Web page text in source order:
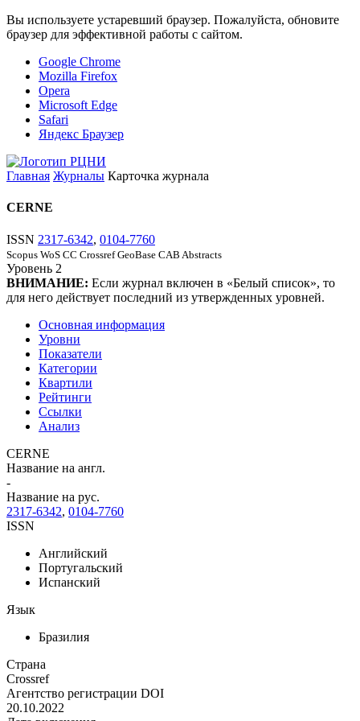
Вы используете устаревший браузер. Пожалуйста, обновите
браузер для эффективной работы с сайтом.
Google Chrome
Mozilla Firefox
Opera
Microsoft Edge
Safari
Яндекс Браузер
Главная Журналы Карточка журнала
CERNE
ISSN 2317-6342, 0104-7760
Scopus WoS CC Crossref GeoBase CAB Abstracts
Уровень 2
ВНИМАНИЕ: Если журнал включен в «Белый список», то
для него действует последний из утвержденных уровней.
Основная информация
Уровни
Показатели
Категории
Квартили
Рейтинги
Ссылки
Анализ
CERNE
Название на англ.
-
Название на рус.
2317-6342, 0104-7760
ISSN
Английский
Португальский
Испанский
Язык
Бразилия
Страна
Crossref
Агентство регистрации DOI
20.10.2022